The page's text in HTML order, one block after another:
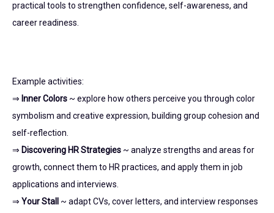
practical tools to strengthen confidence, self-awareness, and
career readiness.
Example activities:
⇒ Inner Colors ~ explore how others perceive you through color
symbolism and creative expression, building group cohesion and
self-reflection.
⇒ Discovering HR Strategies ~ analyze strengths and areas for
growth, connect them to HR practices, and apply them in job
applications and interviews.
⇒ Your Stall
~ adapt CVs, cover letters, and interview responses